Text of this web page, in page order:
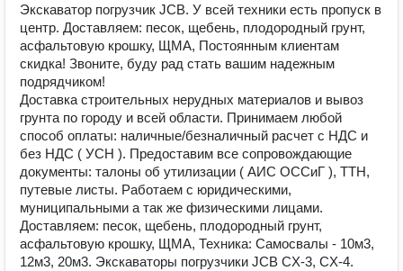
Экскаватор погрузчик JCB. У всей техники есть пропуск в
центр. Доставляем: песок, щебень, плодородный грунт,
асфальтовую крошку, ЩМА, Постоянным клиентам
скидка! Звоните, буду рад стать вашим надежным
подрядчиком!
Доставка строительных нерудных материалов и вывоз
грунта по городу и всей области. Принимаем любой
способ оплаты: наличные/безналичный расчет с НДС и
без НДС ( УСН ). Предоставим все сопровождающие
документы: талоны об утилизации ( АИС ОССиГ ), ТТН,
путевые листы. Работаем с юридическими,
муниципальными а так же физическими лицами.
Доставляем: песок, щебень, плодородный грунт,
асфальтовую крошку, ЩМА, Техника: Самосвалы - 10м3,
12м3, 20м3. Экскаваторы погрузчики JCB CX-3, CX-4.